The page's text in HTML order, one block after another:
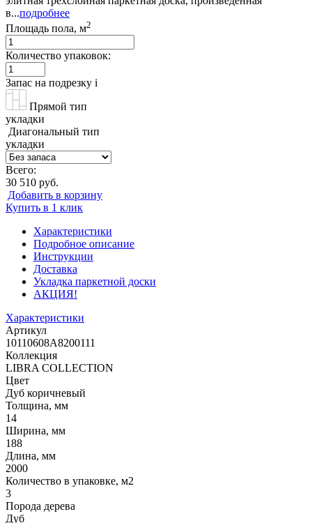
в...подробнее
Площадь пола, м2
Количество упаковок:
Запас на подрезку i
Прямой тип
укладки
Диагональный тип
укладки
Всего:
30 510 руб.
Добавить в корзину
Купить в 1 клик
Характеристики
Подробное описание
Инструкции
Доставка
Укладка паркетной доски
АКЦИЯ!
Характеристики
Артикул
10110608A8200111
Коллекция
LIBRA COLLECTION
Цвет
Дуб коричневый
Толщина, мм
14
Ширина, мм
188
Длина, мм
2000
Количество в упаковке, м2
3
Порода дерева
Дуб